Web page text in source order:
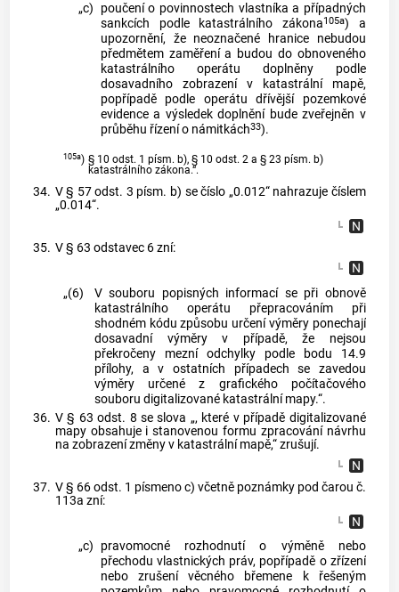
„c) poučení o povinnostech vlastníka a případných
sankcích podle katastrálního zákona105a) a
upozornění, že neoznačené hranice nebudou
předmětem zaměření a budou do obnoveného
katastrálního operátu doplněny podle
dosavadního zobrazení v katastrální mapě,
popřípadě podle operátu dřívější pozemkové
evidence a výsledek doplnění bude zveřejněn v
průběhu řízení o námitkách33).
105a) § 10 odst. 1 písm. b), § 10 odst. 2 a § 23 písm. b)
katastrálního zákona.“.
34. V § 57 odst. 3 písm. b) se číslo „0.012“ nahrazuje číslem
„0.014“.
35. V § 63 odstavec 6 zní:
„(6)
V souboru popisných informací se při obnově
katastrálního operátu přepracováním při
shodném kódu způsobu určení výměry ponechají
dosavadní výměry v případě, že nejsou
překročeny mezní odchylky podle bodu 14.9
přílohy, a v ostatních případech se zavedou
výměry určené z grafického počítačového
souboru digitalizované katastrální mapy.“.
36. V § 63 odst. 8 se slova „, které v případě digitalizované
mapy obsahuje i stanovenou formu zpracování návrhu
na zobrazení změny v katastrální mapě,“ zrušují.
37. V § 66 odst. 1 písmeno c) včetně poznámky pod čarou č.
113a zní:
„c) pravomocné rozhodnutí o výměně nebo
přechodu vlastnických práv, popřípadě o zřízení
nebo zrušení věcného břemene k řešeným